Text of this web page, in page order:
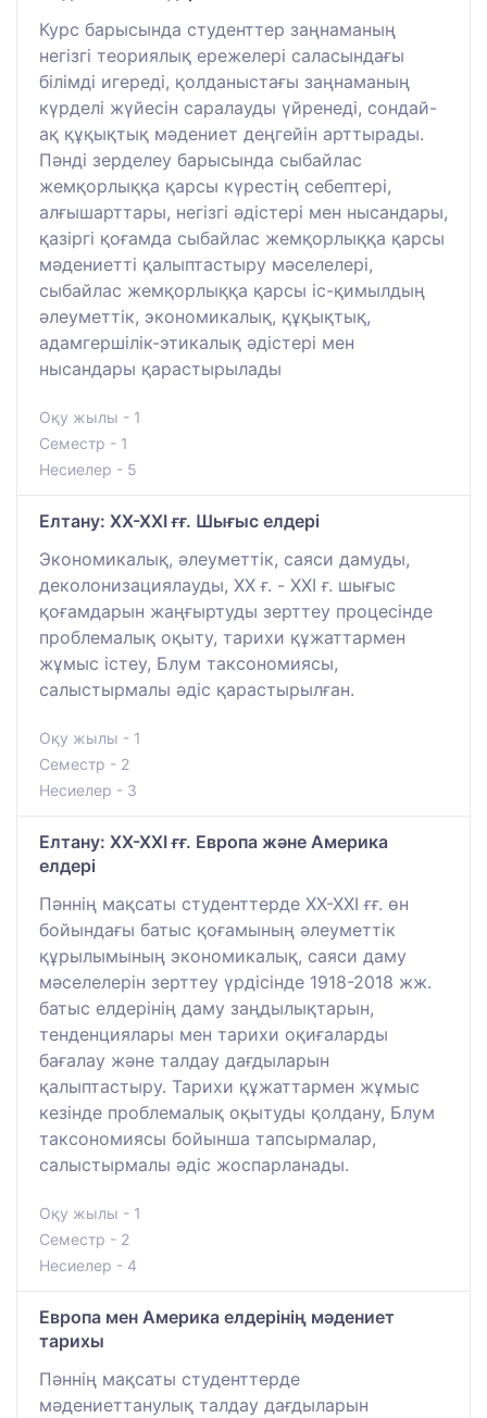
Курс барысында студенттер заңнаманың
негізгі теориялық ережелері саласындағы
білімді игереді, қолданыстағы заңнаманың
күрделі жүйесін саралауды үйренеді, сондай-
ақ құқықтық мәдениет деңгейін арттырады.
Пәнді зерделеу барысында сыбайлас
жемқорлыққа қарсы күрестің себептері,
алғышарттары, негізгі әдістері мен нысандары,
қазіргі қоғамда сыбайлас жемқорлыққа қарсы
мәдениетті қалыптастыру мәселелері,
сыбайлас жемқорлыққа қарсы іс-қимылдың
әлеуметтік, экономикалық, құқықтық,
адамгершілік-этикалық әдістері мен
нысандары қарастырылады
Оқу жылы - 1
Семестр - 1
Несиелер - 5
Елтану: ХХ-ХХІ ғғ. Шығыс елдері
Экономикалық, әлеуметтік, саяси дамуды,
деколонизациялауды, XX ғ. - XXI ғ. шығыс
қоғамдарын жаңғыртуды зерттеу процесінде
проблемалық оқыту, тарихи құжаттармен
жұмыс істеу, Блум таксономиясы,
салыстырмалы әдіс қарастырылған.
Оқу жылы - 1
Семестр - 2
Несиелер - 3
Елтану: ХХ-ХХІ ғғ. Европа және Америка
елдері
Пәннің мақсаты студенттерде ХХ-ХХІ ғғ. өн
бойындағы батыс қоғамының әлеуметтік
құрылымының экономикалық, саяси даму
мәселелерін зерттеу үрдісінде 1918-2018 жж.
батыс елдерінің даму заңдылықтарын,
тенденциялары мен тарихи оқиғаларды
бағалау және талдау дағдыларын
қалыптастыру. Тарихи құжаттармен жұмыс
кезінде проблемалық оқытуды қолдану, Блум
таксономиясы бойынша тапсырмалар,
салыстырмалы әдіс жоспарланады.
Оқу жылы - 1
Семестр - 2
Несиелер - 4
Европа мен Америка елдерінің мәдениет
тарихы
Пәннің мақсаты студенттерде
мәдениеттанулық талдау дағдыларын